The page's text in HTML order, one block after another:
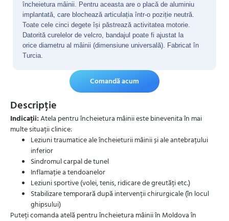
încheietura mâinii. Pentru aceasta are o placă de aluminiu
implantată, care blochează articulația într-o poziție neutră.
Toate cele cinci degete își păstrează activitatea motorie.
Datorită curelelor de velcro, bandajul poate fi ajustat la
orice diametru al mâinii (dimensiune universală). Fabricat în
Turcia.
Comandă acum
Descripție
Indicații:Atela pentru încheietura mâinii este binevenita în mai
multe situații clinice:
Leziuni traumatice ale încheieturii mâinii și ale antebrațului
inferior
Sindromul carpal de tunel
Inflamație a tendoanelor
Leziuni sportive (volei, tenis, ridicare de greutăți etc.)
Stabilizare temporară după intervenții chirurgicale (în locul
ghipsului)
Puteți comanda atelă pentru încheietura mâinii în Moldova în